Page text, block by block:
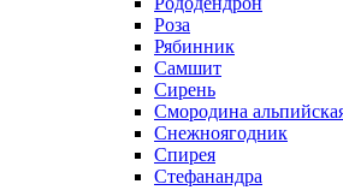
Роза
Рябинник
Самшит
Сирень
Смородина
Снежноягодник
Спирея
Стефанандра